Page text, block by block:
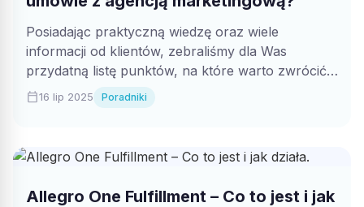
Posiadając praktyczną wiedzę oraz wiele
informacji od klientów, zebraliśmy dla Was
przydatną listę punktów, na które warto zwrócić
uwagę podczas...
calendar_today16 lip 2025 Poradniki
Allegro One Fulfillment – Co to jest i jak